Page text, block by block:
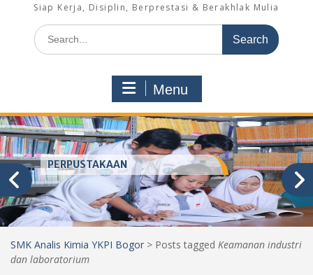
Siap Kerja, Disiplin, Berprestasi & Berakhlak Mulia
Search
for:
Menu
PERPUSTAKAAN
SMK Analis Kimia YKPI Bogor > Posts tagged Keamanan industri
dan laboratorium